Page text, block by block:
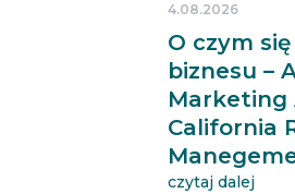
O czym
biznesu –
Marketing
California
4.08.2026
czytaj dalej